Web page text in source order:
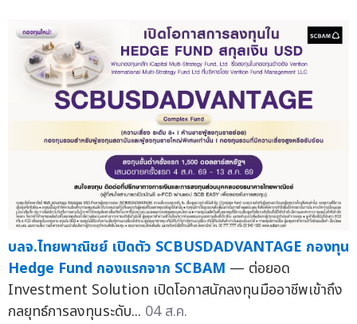
บลจ.ไทยพาณิชย์ เปิดตัว SCBUSDADVANTAGE กองทุน
Hedge Fund กองแรกจาก SCBAM — ต่อยอด
Investment Solution เปิดโอกาสนักลงทุนมืออาชีพเข้าถึง
กลยุทธ์การลงทุนระดับ... 04 ส.ค.